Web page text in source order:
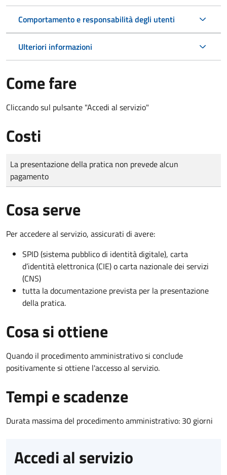
Comportamento e responsabilità degli utenti
Ulteriori informazioni
Come fare
Cliccando sul pulsante "Accedi al servizio"
Costi
Tipo di pagamento
Importo
La presentazione della pratica non prevede alcun
pagamento
Cosa serve
Per accedere al servizio, assicurati di avere:
SPID (sistema pubblico di identità digitale), carta
d’identità elettronica (CIE) o carta nazionale dei servizi
(CNS)
tutta la documentazione prevista per la presentazione
della pratica.
Cosa si ottiene
Quando il procedimento amministrativo si conclude
positivamente si ottiene l'accesso al servizio.
Tempi e scadenze
Durata massima del procedimento amministrativo: 30 giorni
Accedi al servizio